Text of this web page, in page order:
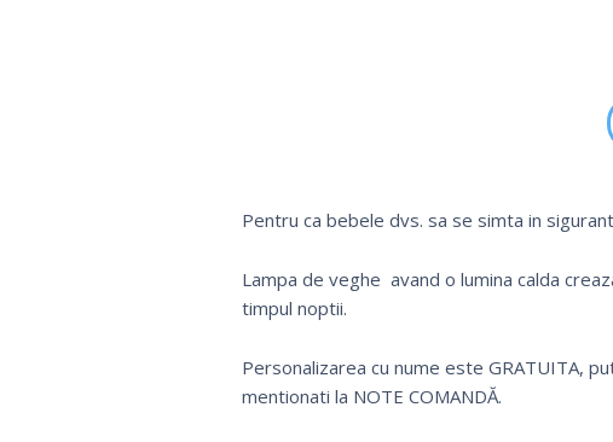
Pentru ca bebele dvs. sa se simta in
Lampa de veghe avand o lumina calda
timpul noptii.
Personalizarea cu nume este GRATUITA,
mentionati la NOTE COMANDĂ.